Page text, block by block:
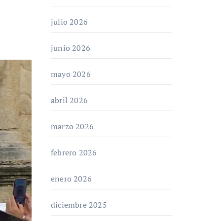
julio 2026
junio 2026
mayo 2026
abril 2026
marzo 2026
febrero 2026
enero 2026
diciembre 2025